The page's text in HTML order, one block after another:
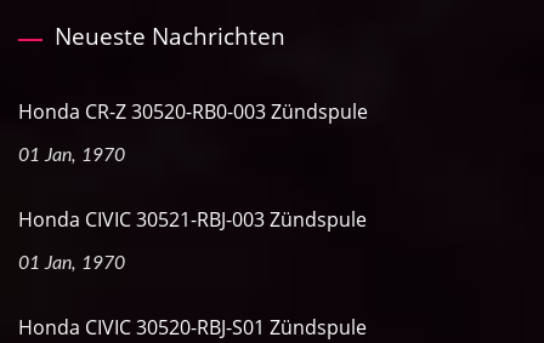
Neueste Nachrichten
Honda CR-Z 30520-RB0-003 Zündspule
01 Jan, 1970
Honda CIVIC 30521-RBJ-003 Zündspule
01 Jan, 1970
Honda CIVIC 30520-RBJ-S01 Zündspule